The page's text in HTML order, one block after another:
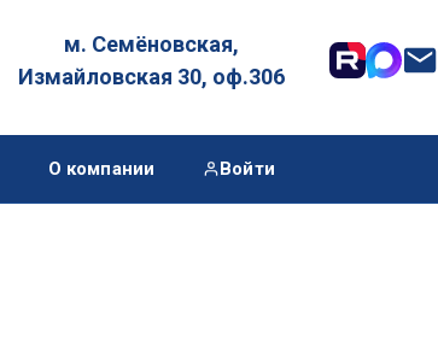
м. Семёновская,
Измайловская 30, оф.306
О компании Войти